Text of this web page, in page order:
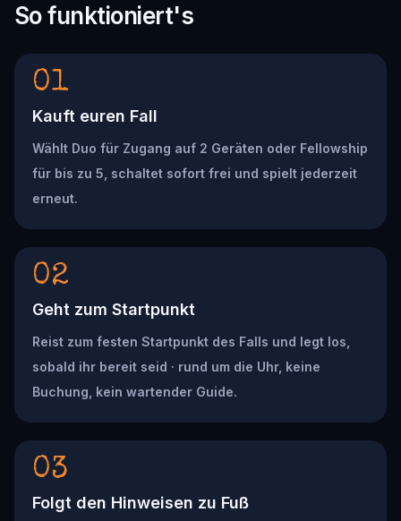
So funktioniert's
01
Kauft euren Fall
Wählt Duo für Zugang auf 2 Geräten oder Fellowship
für bis zu 5, schaltet sofort frei und spielt jederzeit
erneut.
02
Geht zum Startpunkt
Reist zum festen Startpunkt des Falls und legt los,
sobald ihr bereit seid · rund um die Uhr, keine
Buchung, kein wartender Guide.
03
Folgt den Hinweisen zu Fuß